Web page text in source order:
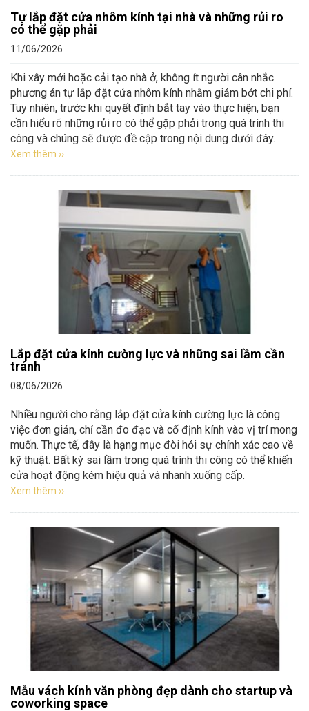
Tự lắp đặt cửa nhôm kính tại nhà và những rủi ro
có thể gặp phải
11/06/2026
Khi xây mới hoặc cải tạo nhà ở, không ít người cân nhắc
phương án tự lắp đặt cửa nhôm kính nhằm giảm bớt chi phí.
Tuy nhiên, trước khi quyết định bắt tay vào thực hiện, bạn
cần hiểu rõ những rủi ro có thể gặp phải trong quá trình thi
công và chúng sẽ được đề cập trong nội dung dưới đây.
Xem thêm ››
Lắp đặt cửa kính cường lực và những sai lầm cần
tránh
08/06/2026
Nhiều người cho rằng lắp đặt cửa kính cường lực là công
việc đơn giản, chỉ cần đo đạc và cố định kính vào vị trí mong
muốn. Thực tế, đây là hạng mục đòi hỏi sự chính xác cao về
kỹ thuật. Bất kỳ sai lầm trong quá trình thi công có thể khiến
cửa hoạt động kém hiệu quả và nhanh xuống cấp.
Xem thêm ››
Mẫu vách kính văn phòng đẹp dành cho startup và
coworking space